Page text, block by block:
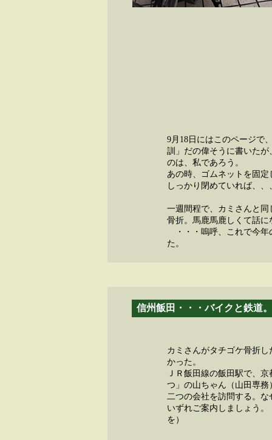
9月18日にはこのページで
訓」だの偉そうに書いた
のは、私であろう。
あの時、ゴムネットを固
しっかり閉めていれば、
一週間程で、カミさんと
骨折。馬鹿馬鹿しくて話に
・・・嗚呼、これで今年
た。
信州飯田・・・バイクと鉄道。
カミさんがタチゴケ骨折
かった。
ＪＲ飯田線の飯田駅で、
つ」の山ちゃん（山田専
二つの会社を訪問する。
いずれご案内しましょう
を）